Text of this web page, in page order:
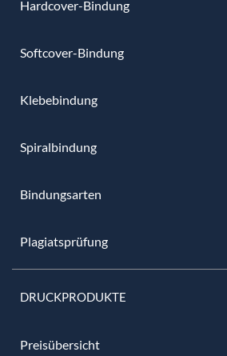
Hardcover-Bindung
Softcover-Bindung
Klebebindung
Spiralbindung
Bindungsarten
Plagiatsprüfung
DRUCKPRODUKTE
Preisübersicht